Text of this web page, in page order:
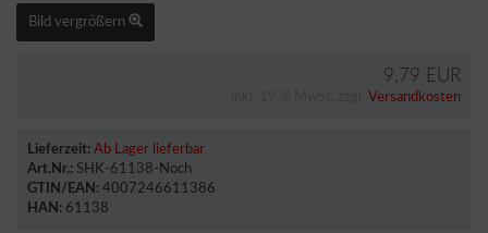
Bild vergrößern
9,79 EUR
Versandkosten
Lieferzeit: Ab Lager lieferbar
Art.Nr.: SHK-61138-Noch
GTIN/EAN: 4007246611386
HAN: 61138